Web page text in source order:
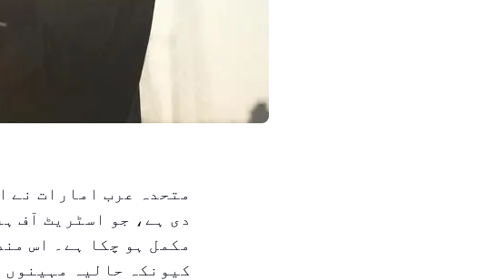
متحدہ عرب امارات نے
مکمل ہو چکا ہے۔ اس
کیونکہ حالیہ